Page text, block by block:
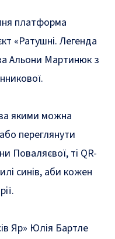
платформа
«Ратушні. Легенда
Альони Мартинюк з
якими можна
переглянути
Поваляєвої, ті QR-
синів, аби кожен
Яр» Юлія Бартле